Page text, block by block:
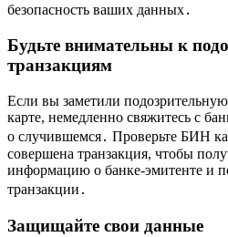
безопасность ваших данных․
Будьте внимательны к
транзакциям
Если вы заметили
карте, немедленно свяжитесь с
о случившемся․ Проверьте БИН
совершена транзакция, чтобы
информацию о банке-эмитенте и
транзакции․
Защищайте свои данные